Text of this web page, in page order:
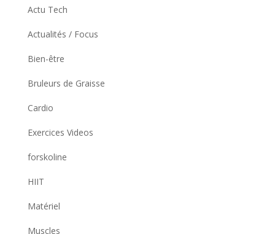
Actu Tech
Actualités / Focus
Bien-être
Bruleurs de Graisse
Cardio
Exercices Videos
forskoline
HIIT
Matériel
Muscles